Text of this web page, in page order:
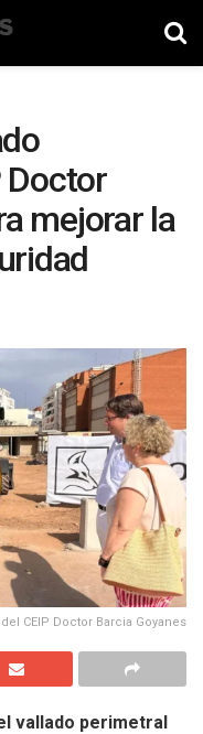
Doctor
mejorar la
CEIP Doctor Barcia Goyanes
vallado perimetral